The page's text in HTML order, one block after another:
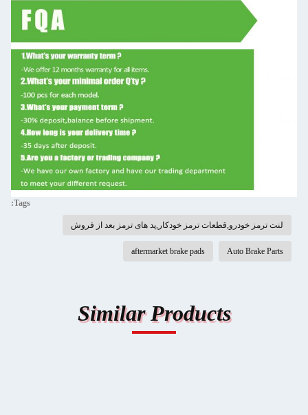
Tags:
لنت ترمز خودرو,قطعات ترمز خودکار,پد های ترمز بعد از فروش
Auto Brake Parts
aftermarket brake pads
Similar Products